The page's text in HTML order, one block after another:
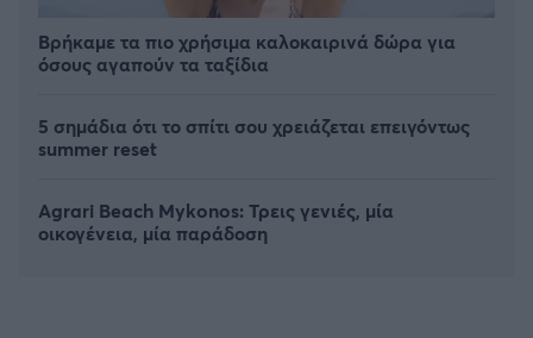
Βρήκαμε τα πιο χρήσιμα καλοκαιρινά δώρα για
όσους αγαπούν τα ταξίδια
5 σημάδια ότι το σπίτι σου χρειάζεται επειγόντως
summer reset
Agrari Beach Mykonos: Τρεις γενιές, μία
οικογένεια, μία παράδοση